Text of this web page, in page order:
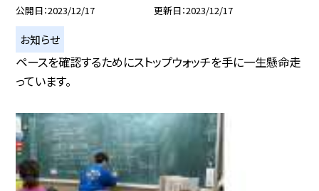
公開日 2023/12/17 更新日 2023/12/17
お知らせ
ペースを確認するためにストップウォッチを手に一生懸命走
っています。